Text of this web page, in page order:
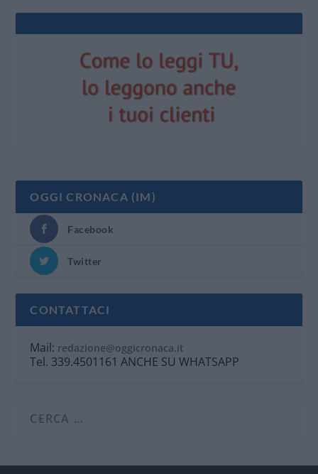
OGGI CRONACA (IM)
Facebook
Twitter
CONTATTACI
Mail: redazione@oggicronaca.it
Tel. 339.4501161 ANCHE SU WHATSAPP